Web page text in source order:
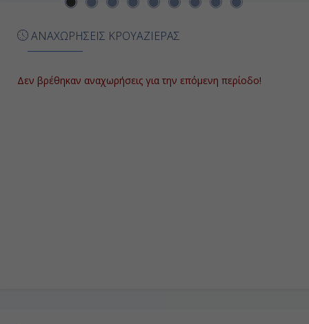
Ημέρα 8η
Ινβεργκόρντον - Σκωτία, Αγγλία
ΑΝΑΧΩΡΗΣΕΙΣ ΚΡΟΥΑΖΙΕΡΑΣ
Δεν βρέθηκαν αναχωρήσεις για την επόμενη περίοδο!